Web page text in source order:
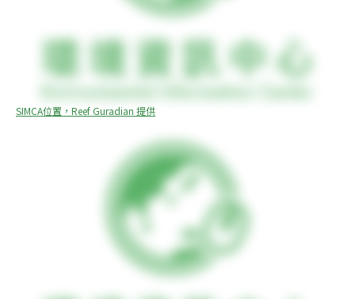
SIMCA位置，Reef Guradian 提供